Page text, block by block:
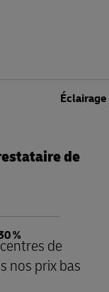
%
de
de
nos prix bas